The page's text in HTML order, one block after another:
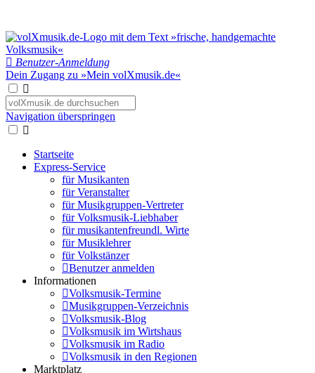
Benutzer-Anmeldung
Dein Zugang zu »Mein volXmusik.de«
Navigation überspringen
Startseite
Express-Service
für Musikanten
für Veranstalter
für Musikgruppen-Vertreter
für Volksmusik-Liebhaber
für musikantenfreundl. Wirte
für Musiklehrer
für Volkstänzer
Benutzer anmelden
Informationen
Volksmusik-Termine
Musikgruppen-Verzeichnis
Volksmusik-Blog
Volksmusik im Wirtshaus
Volksmusik im Radio
Volksmusik in den Regionen
Marktplatz